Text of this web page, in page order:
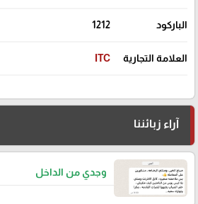
الباركود 1212
العلامة التجارية ITC
آراء زبائننا
وجدي من الداخل